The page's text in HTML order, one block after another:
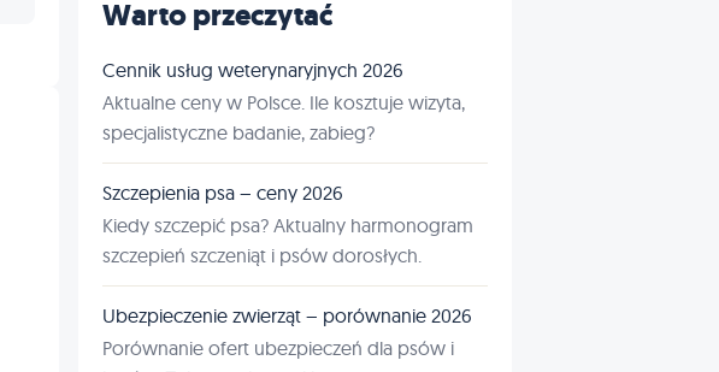
Warto przeczytać
Cennik usług weterynaryjnych 2026
Aktualne ceny w Polsce. Ile kosztuje wizyta,
specjalistyczne badanie, zabieg?
Szczepienia psa – ceny 2026
Kiedy szczepić psa? Aktualny harmonogram
szczepień szczeniąt i psów dorosłych.
Ubezpieczenie zwierząt – porównanie 2026
Porównanie ofert ubezpieczeń dla psów i